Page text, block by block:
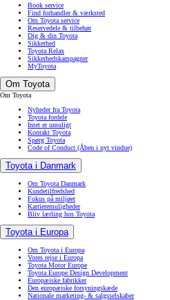
Book service
Find forhandler & værksted
Om Toyota service
Reservedele & tilbehør
Dig & din Toyota
Sikkerhed
Toyota Relax
Sikkerhedskampagner
MyToyota
Om Toyota
Om Toyota
Nyheder fra Toyota
Toyota fordele
Intet er umuligt
Kontakt Toyota
Spørg Toyota
Code of Conduct (Åben i nyt vindue)
Toyota i Danmark
Om Toyota Danmark
Kundetilfredshed
Fokus på miljøet
Karrieremuligheder
Bliv lærling hos Toyota
Toyota i Europa
Om Toyota i Europa
Vores rejse i Europa
Toyota Motor Europe
Toyota Europe Design Development
Europæiske fabrikker
Den europæiske forsyningskæde
Nationale marketing- & salgsselskaber